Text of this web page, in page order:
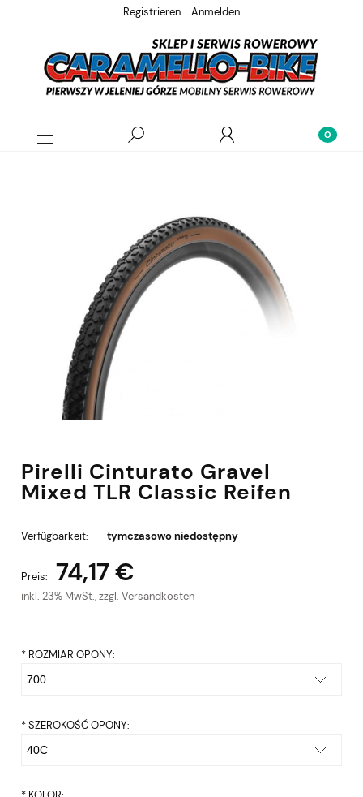
Registrieren Anmelden
Pirelli Cinturato Gravel
Mixed TLR Classic Reifen
Verfügbarkeit: tymczasowo niedostępny
Preis: 74,17 €
inkl. 23% MwSt., zzgl. Versandkosten
* ROZMIAR OPONY:
*SZEROKOŚĆ OPONY: